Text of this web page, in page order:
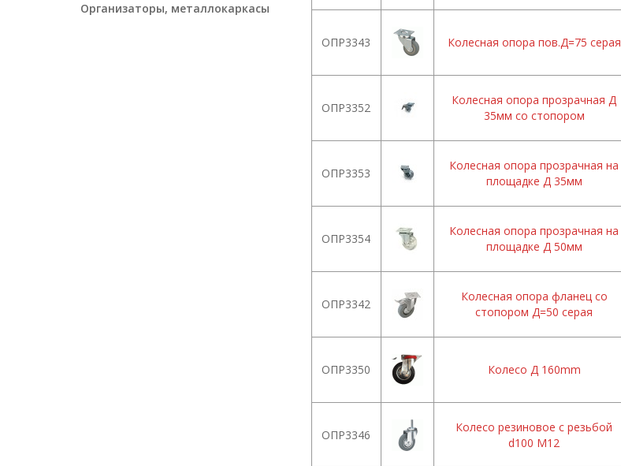
Организаторы, металлокаркасы
ОПР3343 Колесная опора пов.Д=75 серая
ОПР3352
Колесная опора прозрачная Д
35мм со стопором
ОПР3353
Колесная опора прозрачная на
площадке Д 35мм
ОПР3354
Колесная опора прозрачная на
площадке Д 50мм
ОПР3342
Колесная опора фланец со
стопором Д=50 серая
ОПР3350 Колесо Д 160mm
ОПР3346
Колесо резиновое с резьбой
d100 М12